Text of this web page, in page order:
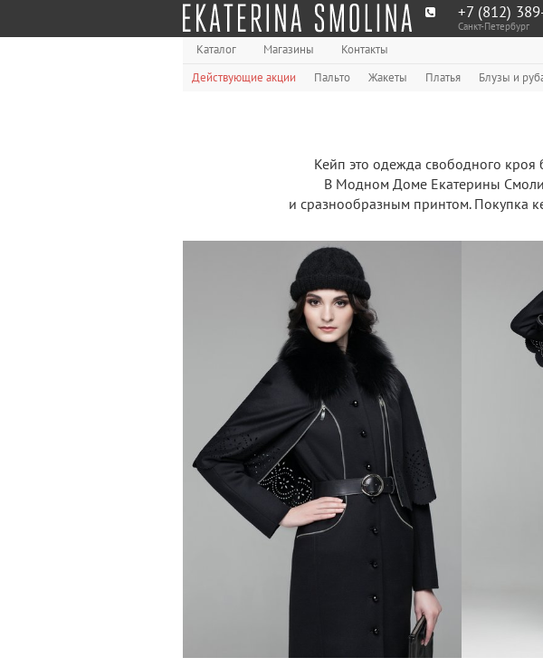
+7 (812)
Санкт-Петербург
Каталог Магазины Контакты
Действующие акции
Пальто Жакеты Платья Блузы и
Кейп это одежда свободного кроя
В Модном Доме Екатерины
и сразнообразным принтом. Покупка